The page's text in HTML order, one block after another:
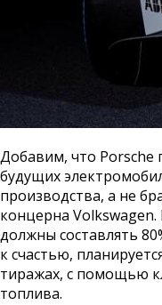
Добавим, что Porsche
будущих
производства, а не
концерна Volkswagen.
должны составлять
к счастью,
тиражах, с помощью
топлива.